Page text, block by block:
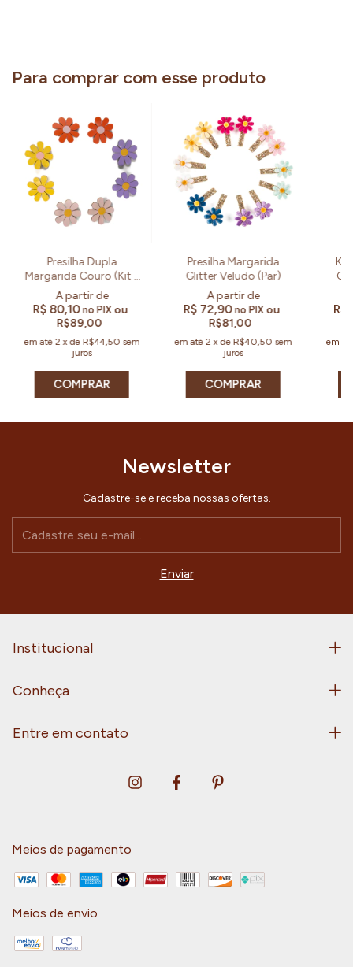
Para comprar com esse produto
Presilha Dupla
Margarida Couro (Kit e
Par)
R$ 80,10no PIX ou
R$89,00
em até 2 xde R$44,50 sem
juros
COMPRAR
Presilha Margarida
Glitter Veludo (Par)
R$ 72,90 no PIXou
R$81,00
em até 2 xde R$40,50 sem
juros
COMPRAR
Kit
R$
em
Newsletter
Cadastre-se e receba nossas ofertas.
Institucional
Conheça
Entre em contato
Meios de pagamento
Meios de envio